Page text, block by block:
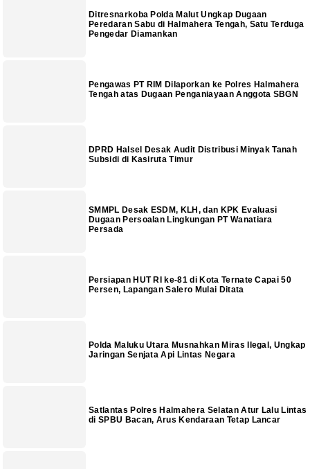
Ditresnarkoba Polda Malut Ungkap Dugaan
Peredaran Sabu di Halmahera Tengah, Satu Terduga
Pengedar Diamankan
Pengawas PT RIM Dilaporkan ke Polres Halmahera
Tengah atas Dugaan Penganiayaan Anggota SBGN
DPRD Halsel Desak Audit Distribusi Minyak Tanah
Subsidi di Kasiruta Timur
SMMPL Desak ESDM, KLH, dan KPK Evaluasi
Dugaan Persoalan Lingkungan PT Wanatiara
Persada
Persiapan HUT RI ke-81 di Kota Ternate Capai 50
Persen, Lapangan Salero Mulai Ditata
Polda Maluku Utara Musnahkan Miras Ilegal, Ungkap
Jaringan Senjata Api Lintas Negara
Satlantas Polres Halmahera Selatan Atur Lalu Lintas
di SPBU Bacan, Arus Kendaraan Tetap Lancar